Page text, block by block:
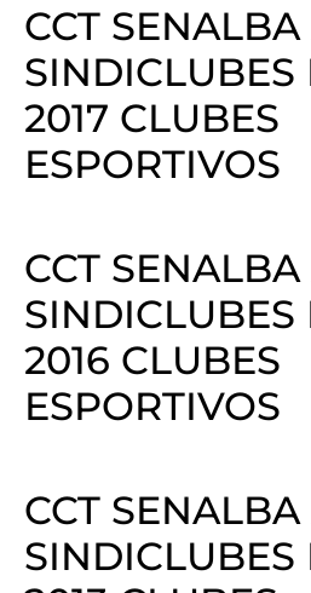
CCT SENALBA
SINDICLUBES
2017 CLUBES
ESPORTIVOS
CCT SENALBA
SINDICLUBES
2016 CLUBES
ESPORTIVOS
CCT SENALBA
SINDICLUBES